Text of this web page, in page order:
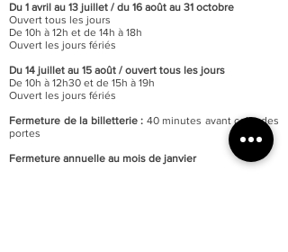
Du 1 avril au 13 juillet / du 16 août au 31 octobre
Ouvert tous les jours
De 10h à 12h et de 14h à 18h
Ouvert les jours fériés
Du 14 juillet au 15 août / ouvert tous les jours
De 10h à 12h30 et de 15h à 19h
Ouvert les jours fériés
Fermeture de la billetterie : 40 minutes avant celle des
portes
Fermeture annuelle au mois de janvier